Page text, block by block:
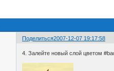
Поделиться2007-12-07 19:17:58
4. Залейте новый слой цветом